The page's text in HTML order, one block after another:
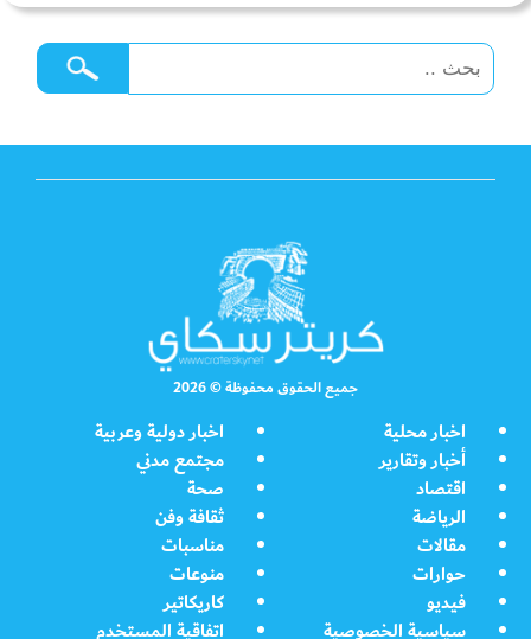
جميع الحقوق محفوظة © 2026
اخبار محلية
اخبار دولية وعربية
أخبار وتقارير
مجتمع مدني
اقتصاد
صحة
الرياضة
ثقافة وفن
مقالات
مناسبات
حوارات
منوعات
فيديو
كاريكاتير
سياسية الخصوصية
اتفاقية المستخدم